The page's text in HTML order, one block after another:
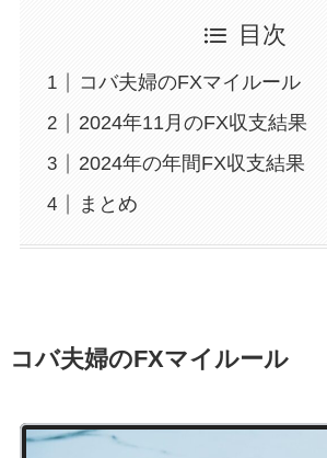
目次
コバ夫婦のFXマイルール
2024年11月のFX収支結果
2024年の年間FX収支結果
まとめ
コバ夫婦のFXマイルール